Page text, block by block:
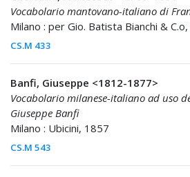
Vocabolario mantovano-italiano di
Milano : per Gio. Batista Bianchi &
CS.M 433
Banfi, Giuseppe <1812-1877>
Vocabolario milanese-italiano ad uso
Giuseppe Banfi
Milano : Ubicini, 1857
CS.M 543